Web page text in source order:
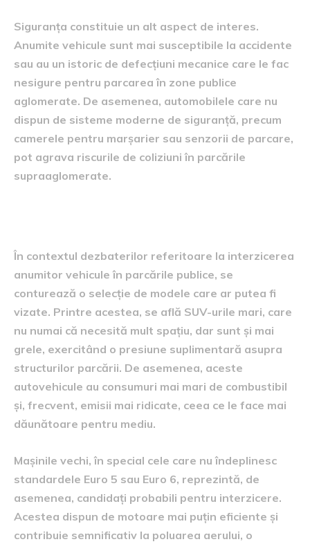
Siguranța constituie un alt aspect de interes.
Anumite vehicule sunt mai susceptibile la accidente
sau au un istoric de defecțiuni mecanice care le fac
nesigure pentru parcarea în zone publice
aglomerate. De asemenea, automobilele care nu
dispun de sisteme moderne de siguranță, precum
camerele pentru marșarier sau senzorii de parcare,
pot agrava riscurile de coliziuni în parcările
supraaglomerate.
În contextul dezbaterilor referitoare la interzicerea
anumitor vehicule în parcările publice, se
conturează o selecție de modele care ar putea fi
vizate. Printre acestea, se află SUV-urile mari, care
nu numai că necesită mult spațiu, dar sunt și mai
grele, exercitând o presiune suplimentară asupra
structurilor parcării. De asemenea, aceste
autovehicule au consumuri mai mari de combustibil
și, frecvent, emisii mai ridicate, ceea ce le face mai
dăunătoare pentru mediu.
Mașinile vechi, în special cele care nu îndeplinesc
standardele Euro 5 sau Euro 6, reprezintă, de
asemenea, candidați probabili pentru interzicere.
Acestea dispun de motoare mai puțin eficiente și
contribuie semnificativ la poluarea aerului, o